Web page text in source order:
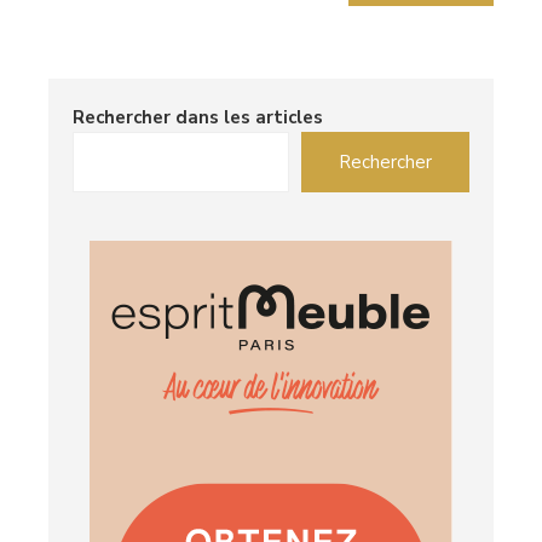
Rechercher dans les articles
Rechercher